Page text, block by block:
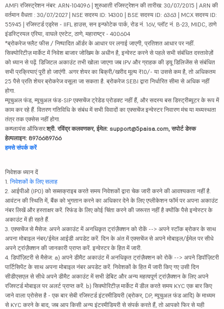
AMFI रजिस्ट्रेशन नंबर: ARN-104096 | शुरुआती रजिस्ट्रेशन की तारीख: 30/07/2015 | ARN की
वर्तमान वैधता : 30/07/2027 | NSE सदस्य ID: 14300 | BSE सदस्य ID: 6363 | MCX सदस्य ID:
55945 | रजिस्टर्ड एड्रेस - IIFL हाउस, सन इन्फोटेक पार्क, रोड नं. 16V, प्लॉट नं. B-23, MIDC, ठाणे
इंडस्ट्रियल एरिया, वाघले एस्टेट, ठाणे, महाराष्ट्र - 400604
*ब्रोकरेज फ्लैट फीस / निष्पादित ऑर्डर के आधार पर लगाई जाएगी, प्रतिशत आधार पर नहीं.
सिक्योरिटीज़ मार्केट में निवेश बाजार जोखिम के अधीन है, इन्वेस्ट करने से पहले सभी संबंधित दस्तावेज़ों
को ध्यान से पढ़ें. डिजिटल अकाउंट तभी खोला जाएगा जब IPV और ग्राहक की ड्यू डिलिजेंस से संबंधित
सभी प्रक्रियाएं पूरी हो जाएंगी. अगर शेयर का बिक्री/खरीद मूल्य ₹10/- या उससे कम है, तो अधिकतम
25 पैसे प्रति शेयर ब्रोकरेज वसूला जा सकता है. ब्रोकरेज SEBI द्वारा निर्धारित सीमा से अधिक नहीं
होगा.
म्यूचुअल फंड, म्यूचुअल फंड-SIP एक्सचेंज ट्रेडेड प्रोडक्ट नहीं हैं, और सदस्य बस डिस्ट्रीब्यूटर के रूप में
काम कर रहे हैं. वितरण गतिविधि के संबंध में सभी विवादों का एक्सचेंज इन्वेस्टर निवारण मंच या मध्यस्थता
तंत्र तक एक्सेस नहीं होगा.
कम्प्लायंस ऑफिसर:श्री. रविंद्र कलवणकर, ईमेल: support@5paisa.com, सपोर्ट डेस्क
हेल्पलाइन: 8976689766
हमसे संपर्क करें
निवेशक ध्यान दें
1. निवेशकों के लिए सलाह
2. आईपीओ (IPO) को सब्सक्राइब करते समय निवेशकों द्वारा चेक जारी करने की आवश्यकता नहीं है.
आवंटन की स्थिति में, बैंक को भुगतान करने का अधिकार देने के लिए एप्लीकेशन फॉर्म पर अपना अकाउंट
नंबर लिखें और हस्ताक्षर करें. रिफंड के लिए कोई चिंता करने की जरूरत नहीं है क्योंकि पैसे इन्वेस्टर के
अकाउंट में ही रहते हैं.
3. एक्सचेंज से मैसेज: अपने अकाउंट में अनधिकृत ट्रांज़ैक्शन को रोकें --> अपने स्टॉक ब्रोकर के साथ
अपना मोबाइल नंबर/ईमेल आईडी अपडेट करें. दिन के अंत में एक्सचेंज से अपने मोबाइल/ईमेल पर सीधे
अपने ट्रांज़ैक्शन की जानकारी प्राप्त करें. इन्वेस्टर के हित में जारी.
4. डिपॉज़िटरी से मैसेज: a) अपने डीमैट अकाउंट में अनधिकृत ट्रांज़ैक्शन को रोकें --> अपने डिपॉज़िटरी
पार्टिसिपेंट के साथ अपना मोबाइल नंबर अपडेट करें. निवेशकों के हित में जारी किए गए उसी दिन
सीडीएसएल से सीधे अपने डीमैट अकाउंट में सभी डेबिट और अन्य महत्वपूर्ण ट्रांज़ैक्शन के लिए अपने
रजिस्टर्ड मोबाइल पर अलर्ट प्राप्त करें. b) सिक्योरिटीज़ मार्केट में डील करते समय KYC एक बार किए
जाने वाला प्रोसेस है - एक बार सेबी रजिस्टर्ड इंटरमीडियरी (ब्रोकर, DP, म्यूचुअल फंड आदि) के माध्यम
से KYC करने के बाद, जब आप किसी अन्य इंटरमीडियरी से संपर्क करते हैं, तो आपको फिर से यही